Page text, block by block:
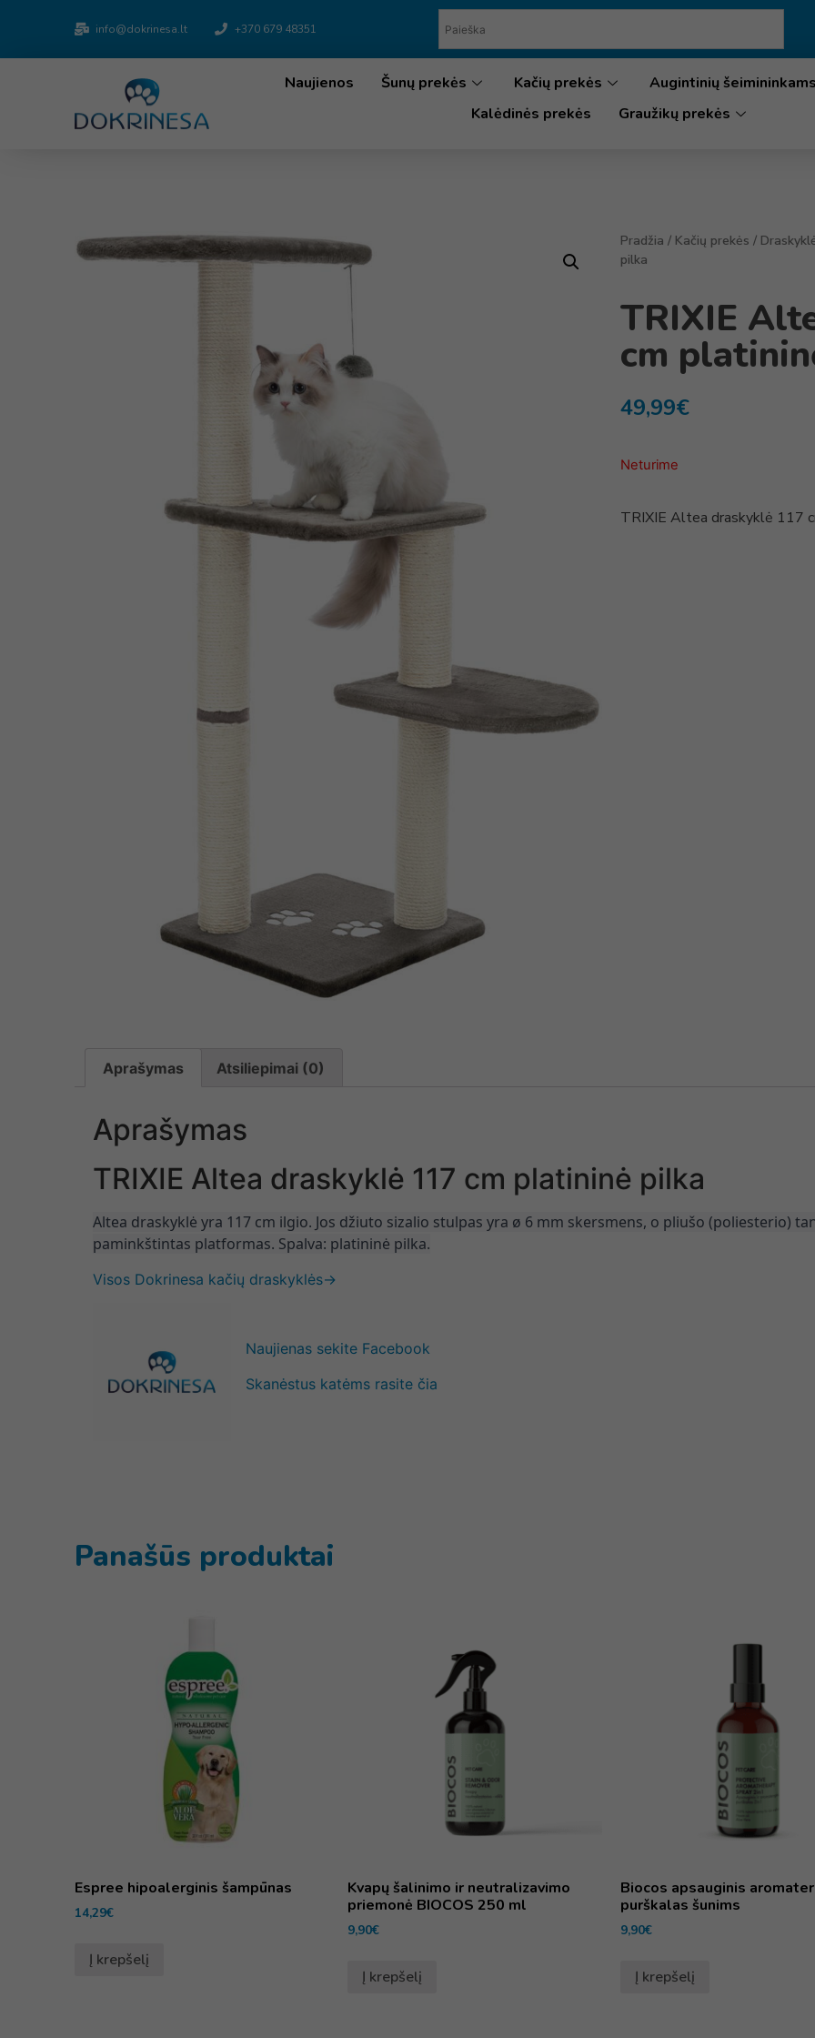
info@dokrinesa.lt +370 679 48351
Naujienos Šunų prekės Kačių prekės Augintinių šeimininkams
Kalėdinės prekės
Graužikų prekės
Pradžia / Kačių prekės /
pilka
TRIXIE
cm
49,99€
Neturime
TRIXIE Altea draskyklė 117
Aprašymas Atsiliepimai (0)
Aprašymas
TRIXIE Altea draskyklė 117 cm platininė pilka
Altea draskyklė yra 117 cm ilgio. Jos džiuto sizalio stulpas yra ø 6 mm skersmens, o pliušo (poliesterio)
paminkštintas platformas. Spalva: platininė pilka.
Visos Dokrinesa kačių draskyklės→
Naujienas sekite Facebook
Skanėstus katėms rasite čia
Panašūs produktai
Espree hipoalerginis šampūnas
14,29€
Į krepšelį
Kvapų šalinimo ir neutralizavimo
priemonė BIOCOS 250 ml
9,90€
Į krepšelį
Biocos apsauginis
purškalas šunims
9,90€
Į krepšelį